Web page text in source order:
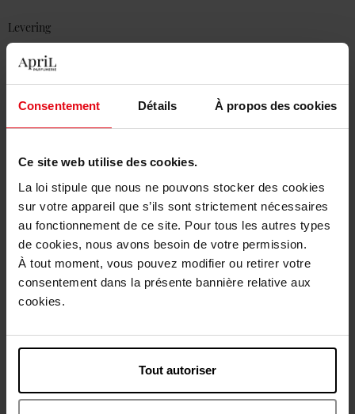
Consentement Détails À propos des cookies
Ce site web utilise des cookies.
La loi stipule que nous ne pouvons stocker des cookies
sur votre appareil que s’ils sont strictement nécessaires
au fonctionnement de ce site. Pour tous les autres types
de cookies, nous avons besoin de votre permission.
À tout moment, vous pouvez modifier ou retirer votre
consentement dans la présente bannière relative aux
cookies.
Tout autoriser
Levering
Voorradig
Beschrijving
Beleid inzake klantbeoordelingen